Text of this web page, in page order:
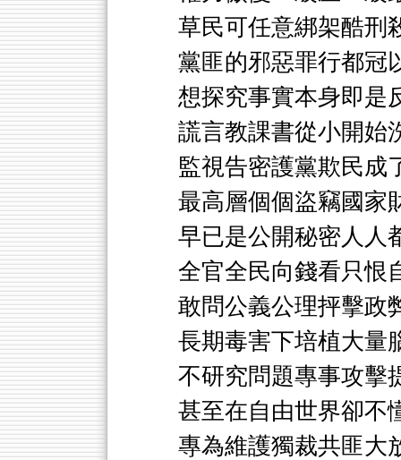
草民可任意綁架酷刑
黨匪的邪惡罪行都冠
想探究事實本身即是
謊言教課書從小開始
監視告密護黨欺民成
最高層個個盜竊國家
早已是公開秘密人人
全官全民向錢看只恨
敢問公義公理抨擊政
長期毒害下培植大量
不研究問題專事攻擊
甚至在自由世界卻不
專為維護獨裁共匪大